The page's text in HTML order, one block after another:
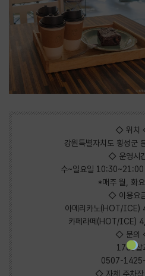
◇ 위치
강원특별자치도 횡성군
◇ 운영시
수~일요일
*매주 월, 화
◇ 이용요
아메리카노(HOT/ICE)
카페라떼(HOT/ICE)
◇ 문의
1765삽
0507-
◇ 자체 주차